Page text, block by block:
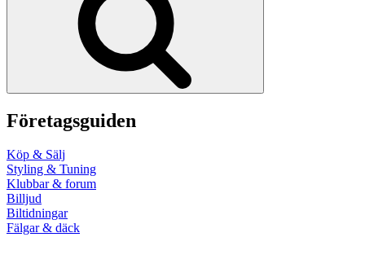
Företagsguiden
Köp & Sälj
Styling & Tuning
Klubbar & forum
Billjud
Biltidningar
Fälgar & däck